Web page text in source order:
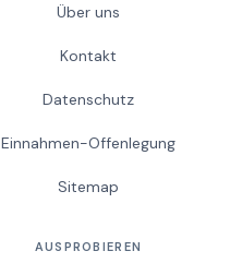
Über uns
Kontakt
Datenschutz
Einnahmen-Offenlegung
Sitemap
AUSPROBIEREN